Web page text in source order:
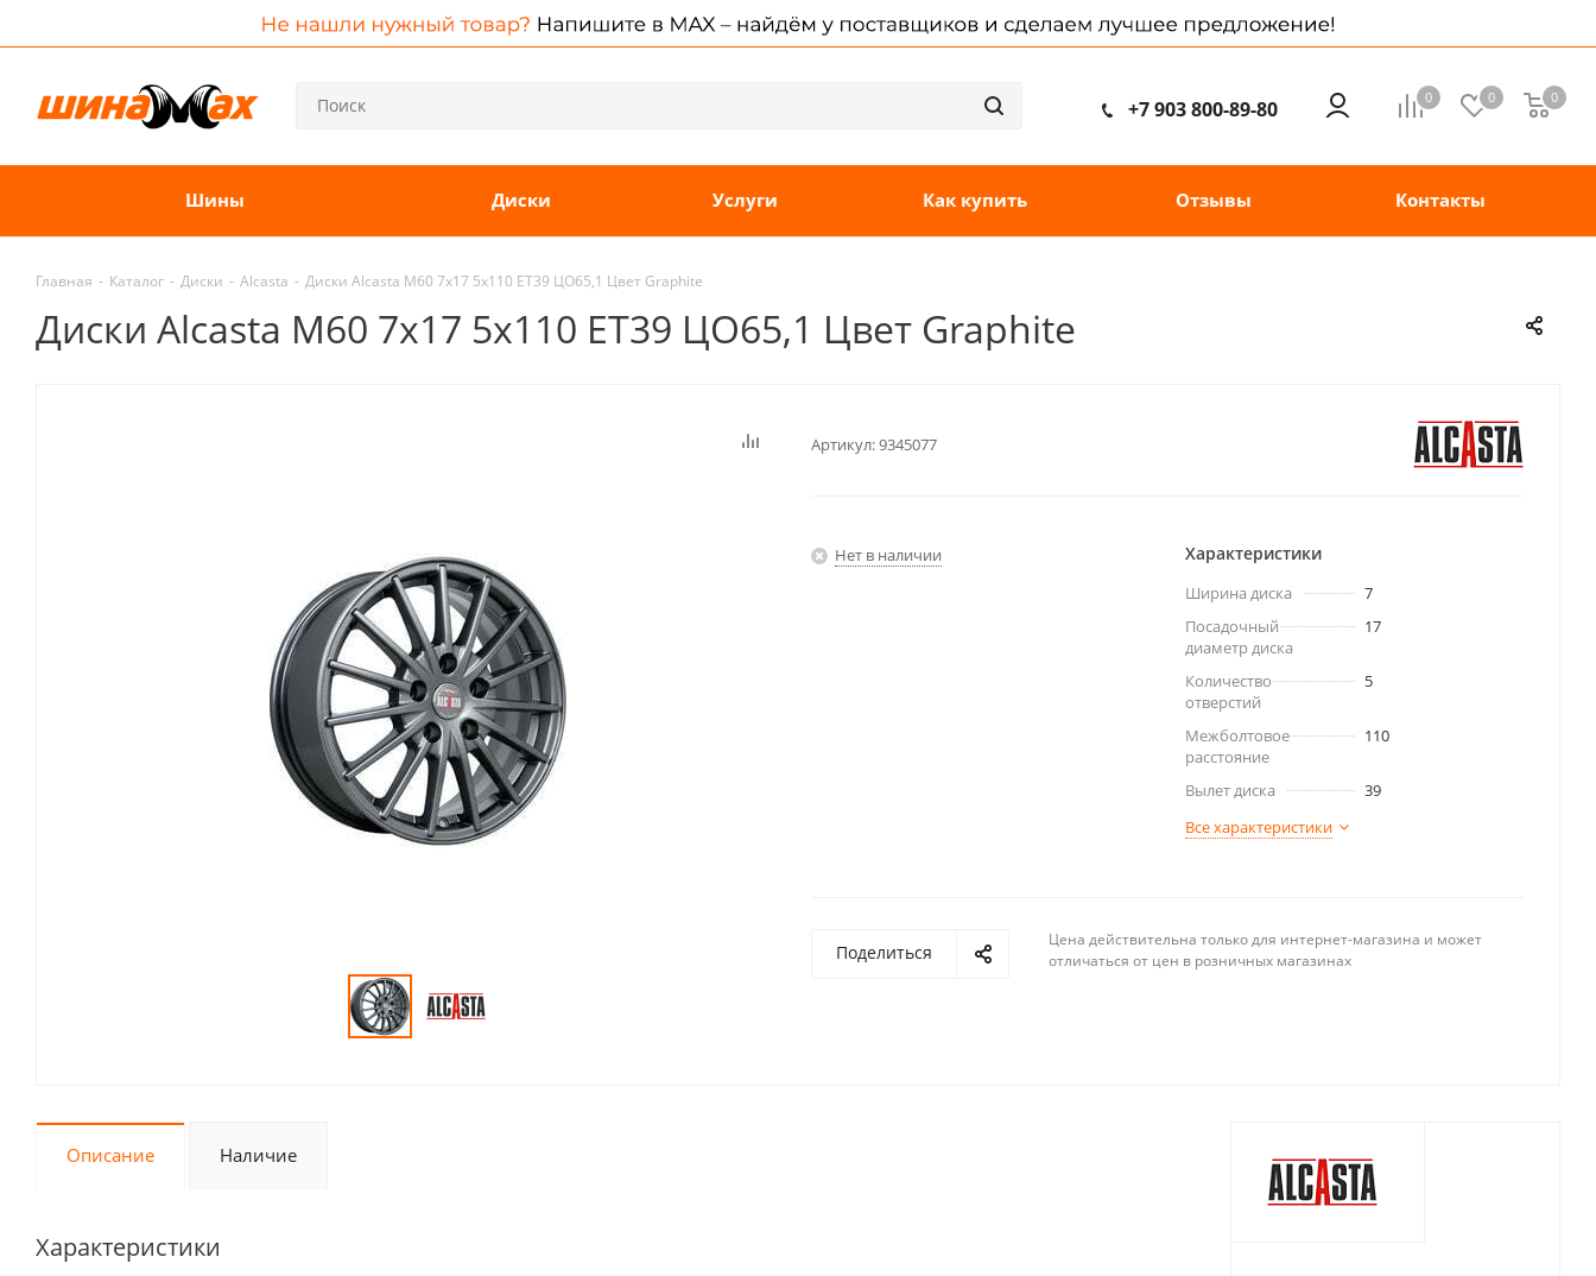
0 0 0
+7 903 800-89-80
Шины Диски Услуги Как купить Отзывы Контакты
Главная - Каталог - Диски - Alcasta - Диски Alcasta M60 7x17 5x110 ET39 ЦО65,1 Цвет Graphite
Диски Alcasta M60 7x17 5x110 ET39 ЦО65,1 Цвет Graphite
Артикул:9345077
Нет в наличии Характеристики
Ширина диска
7
Посадочный
диаметр диска
17
Количество
отверстий
5
Межболтовое
расстояние
110
Вылет диска
39
Все характеристики
Поделиться
Цена действительна только для интернет-магазина и может
отличаться от цен в розничных магазинах
Описание Наличие
Характеристики